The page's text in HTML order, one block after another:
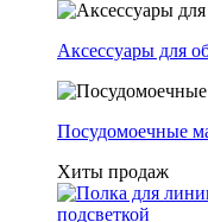
Аксессуары для
Посудомоечные
Хиты продаж